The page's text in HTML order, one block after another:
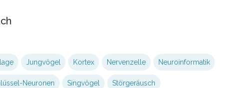
Jungvögel Kortex Nervenzelle Neuroinformatik
Neuronen Singvögel Störgeräusch